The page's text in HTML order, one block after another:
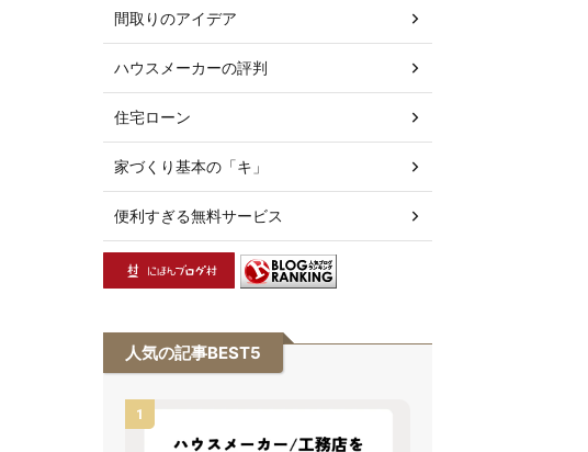
間取りのアイデア
ハウスメーカーの評判
住宅ローン
家づくり基本の「キ」
便利すぎる無料サービス
人気の記事BEST5
1